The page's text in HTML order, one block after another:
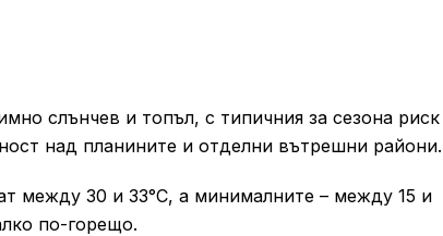
слънчев и топъл, с типичния за сезона риск
над планините и отделни вътрешни райони.
между 30 и 33°C, а минималните – между 15 и
по-горещо.